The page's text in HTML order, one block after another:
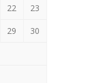
22 23
29 30